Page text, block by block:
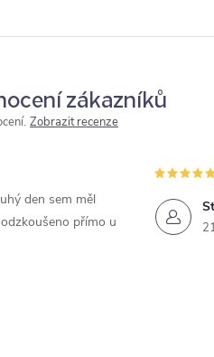
zákazníků
Zobrazit recenze
den sem měl
přímo u